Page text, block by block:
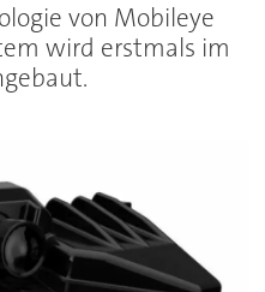
von Mobileye
wird erstmals im